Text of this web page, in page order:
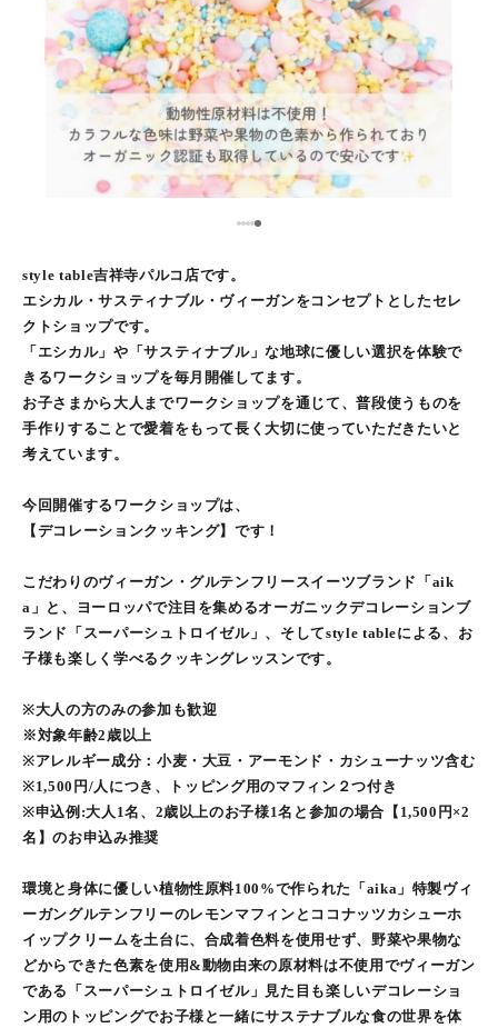
1234
style table吉祥寺パルコ店です。
エシカル・サスティナブル・ヴィーガンをコンセプトとしたセレ
クトショップです。
「エシカル」や「サスティナブル」な地球に優しい選択を体験で
きるワークショップを毎月開催してます。
お子さまから大人までワークショップを通じて、普段使うものを
手作りすることで愛着をもって長く大切に使っていただきたいと
考えています。
今回開催するワークショップは、
【デコレーションクッキング】です！
こだわりのヴィーガン・グルテンフリースイーツブランド「aik
a」と、ヨーロッパで注目を集めるオーガニックデコレーションブ
ランド「スーパーシュトロイゼル」、そしてstyle tableによる、お
子様も楽しく学べるクッキングレッスンです。
※大人の方のみの参加も歓迎
※対象年齢2歳以上
※アレルギー成分：小麦・大豆・アーモンド・カシューナッツ含む
※1,500円/人につき、トッピング用のマフィン２つ付き
※申込例:大人1名、2歳以上のお子様1名と参加の場合【1,500円×2
名】のお申込み推奨
環境と身体に優しい植物性原料100%で作られた「aika」特製ヴィ
ーガングルテンフリーのレモンマフィンとココナッツカシューホ
イップクリームを土台に、合成着色料を使用せず、野菜や果物な
どからできた色素を使用&動物由来の原材料は不使用でヴィーガン
である「スーパーシュトロイゼル」見た目も楽しいデコレーショ
ン用のトッピングでお子様と一緒にサステナブルな食の世界を体